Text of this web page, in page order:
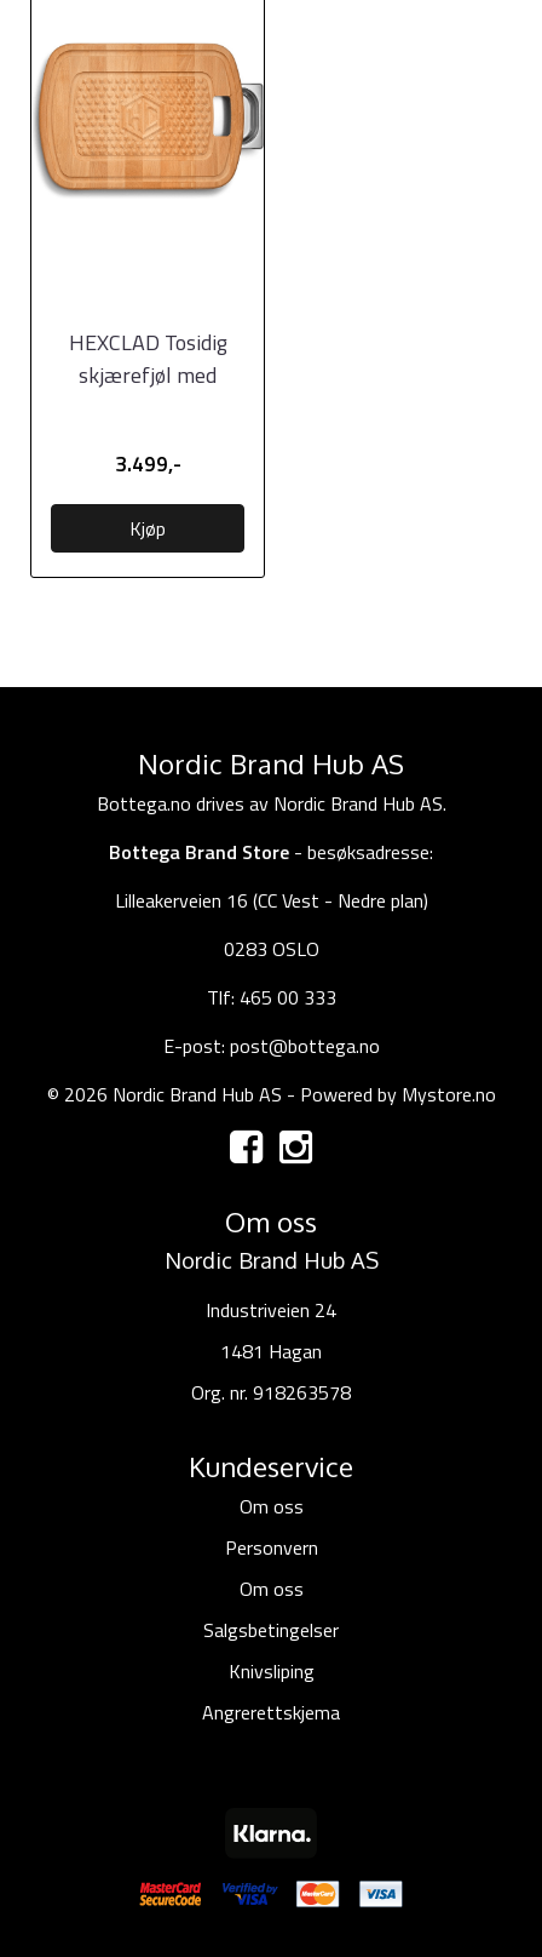
HEXCLAD Tosidig
skjærefjøl med
3.499,-
Kjøp
Nordic Brand Hub AS
Bottega.no drives av Nordic Brand Hub AS.
Bottega Brand Store - besøksadresse:
Lilleakerveien 16 (CC Vest - Nedre plan)
0283 OSLO
Tlf: 465 00 333
E-post: post@bottega.no
© 2026 Nordic Brand Hub AS - Powered by Mystore.no
Om oss
Nordic Brand Hub AS
Industriveien 24
1481 Hagan
Org. nr. 918263578
Kundeservice
Om oss
Personvern
Om oss
Salgsbetingelser
Knivsliping
Angrerettskjema